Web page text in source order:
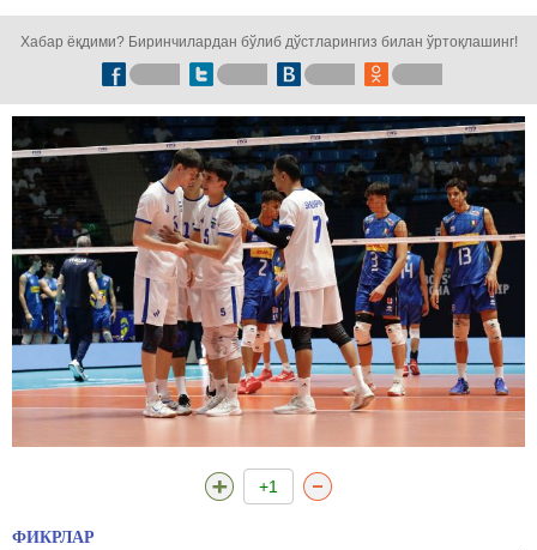
Хабар ёқдими? Биринчилардан бўлиб дўстларингиз билан ўртоқлашинг!
+1
ФИКРЛАР